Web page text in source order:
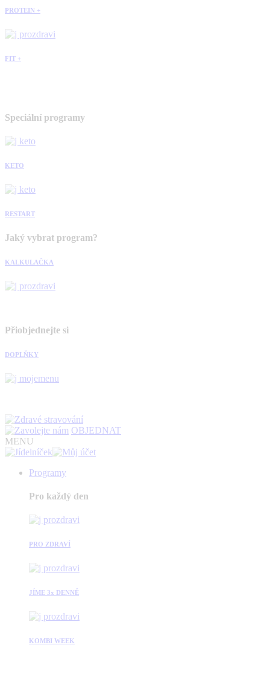
PROTEIN +
FIT +
Speciální programy
KETO
RESTART
Jaký vybrat program?
KALKULAČKA
Přiobjednejte si
DOPLŇKY
OBJEDNAT
MENU
Programy
Pro každý den
PRO ZDRAVÍ
JÍME 3x DENNĚ
KOMBI WEEK